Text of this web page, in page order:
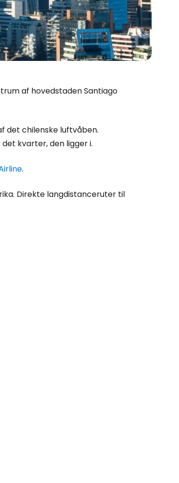
af hovedstaden Santiago
det chilenske luftvåben.
kvarter, den ligger i.
.
Direkte langdistanceruter til